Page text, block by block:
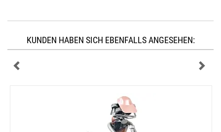
KUNDEN HABEN SICH EBENFALLS ANGESEHEN: